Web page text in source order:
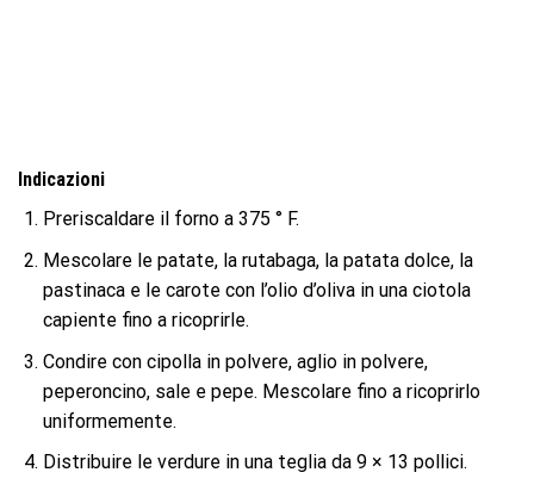
Indicazioni
Preriscaldare il forno a 375 ° F.
Mescolare le patate, la rutabaga, la patata dolce, la
pastinaca e le carote con l’olio d’oliva in una ciotola
capiente fino a ricoprirle.
Condire con cipolla in polvere, aglio in polvere,
peperoncino, sale e pepe. Mescolare fino a ricoprirlo
uniformemente.
Distribuire le verdure in una teglia da 9 × 13 pollici.